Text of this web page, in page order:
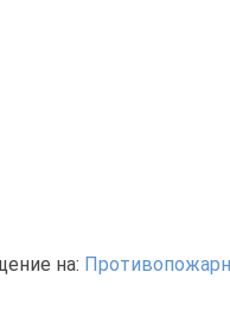
на: